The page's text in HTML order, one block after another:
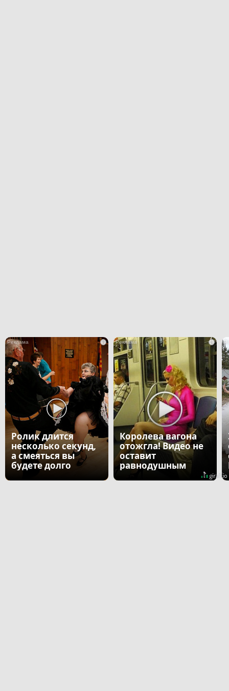
i
Ролик длится
несколько секунд,
а смеяться вы
будете долго
i
Королева вагона
отожгла! Видео не
оставит
равнодушным